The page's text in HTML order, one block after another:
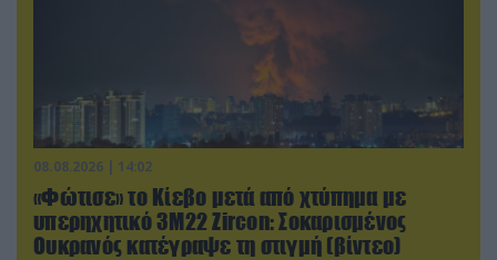
08.08.2026 | 14:02
«Φώτισε» το Κίεβο μετά από χτύπημα με
υπερηχητικό 3M22 Zircon: Σοκαρισμένος
Ουκρανός κατέγραψε τη στιγμή (βίντεο)